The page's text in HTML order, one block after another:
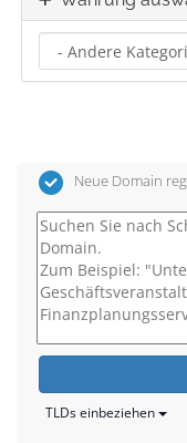
Neue Domain
TLDs einbeziehen